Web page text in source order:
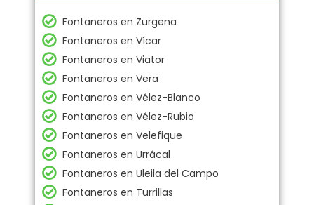
Fontaneros en Zurgena
Fontaneros en Vícar
Fontaneros en Viator
Fontaneros en Vera
Fontaneros en Vélez-Blanco
Fontaneros en Vélez-Rubio
Fontaneros en Velefique
Fontaneros en Urrácal
Fontaneros en Uleila del Campo
Fontaneros en Turrillas